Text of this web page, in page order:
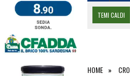
TEMI CALDI
27 LUGLIO
HOME